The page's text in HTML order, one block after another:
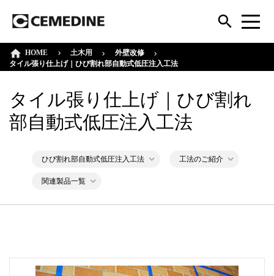
HOME 土木用
外壁改修
タイル張り仕上げ｜ひび割れ部自動式低圧注入工法
タイル張り仕上げ｜ひび割れ
部自動式低圧注入工法
ひび割れ部自動式低圧注入工法 工法のご紹介
関連製品一覧